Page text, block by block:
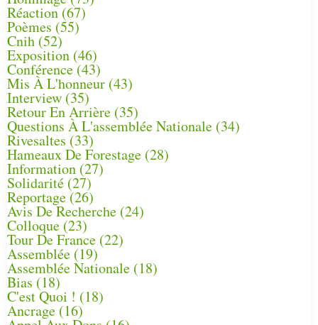
Réaction(67)
Poèmes (55)
Cnih (52)
Exposition (46)
Conférence(43)
Mis À L'honneur (43)
Interview (35)
Retour En Arrière (35)
Questions À L'assemblée Nationale (34)
Rivesaltes (33)
Hameaux De Forestage (28)
Information (27)
Solidarité (27)
Reportage(26)
Avis De Recherche (24)
Colloque (23)
Tour De France (22)
Assemblée (19)
Assemblée Nationale (18)
Bias (18)
C'est Quoi ! (18)
Ancrage (16)